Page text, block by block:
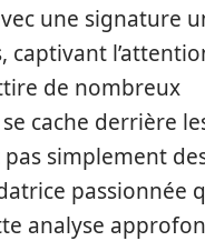
une signature
captivant
de nombreux
cache derrière
simplement
passionnée
analyse